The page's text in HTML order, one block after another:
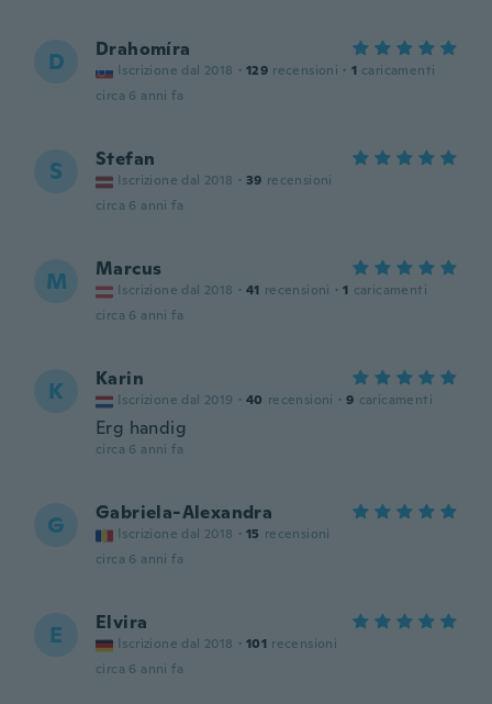
D Drahomíra
Iscrizione dal 2018 · 129 recensioni · 1 caricamenti
circa 6 anni fa
S Stefan
Iscrizione dal 2018 · 39 recensioni
circa 6 anni fa
M Marcus
Iscrizione dal 2018 · 41 recensioni · 1 caricamenti
circa 6 anni fa
K Karin
Iscrizione dal 2019 · 40 recensioni · 9 caricamenti
Erg handig
circa 6 anni fa
G Gabriela-Alexandra
Iscrizione dal 2018 · 15 recensioni
circa 6 anni fa
E Elvira
Iscrizione dal 2018 · 101 recensioni
circa 6 anni fa